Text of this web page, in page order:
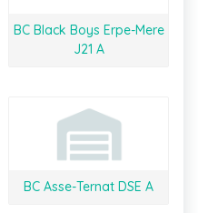
BC Black Boys Erpe-Mere
J21 A
BC Asse-Ternat DSE A